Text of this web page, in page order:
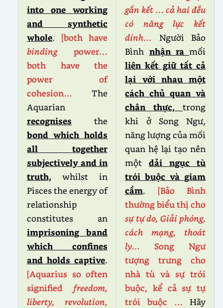
into one working
and synthetic
whole. [both have
bindingpower…
both have the
power of
cohesion… The
Aquarian
recognises the
bond which holds
all together
subjectively and in
truth, whilst in
Pisces the energy of
relationship
constitutes an
imprisoning band
which confines
and holds captive.
[Aquarius so often
signified freedom,
liberty, revolution,
gắn kết … cả hai đều
có năng lực kết
dính… Người Bảo
Bình nhận ramối
liên kết giữ tất cả
lại với nhau một
cách chủ quan và
chân thực,trong
khi ở Song Ngư,
năng lượng của mối
quan hệ lại tạo nên
mộtdải ngục tù
trói buộc và giam
cầm. [Bảo Bình
thường biểu thị cho
sự tự do, Giải phóng,
cách mạng, thoát
ly…Song Ngư
tượng trưng cho
nhà tù và sự trói
buộc, kể cả sự tự
trói buộc …Hãy